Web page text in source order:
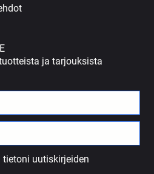
ja tarjouksista
uutiskirjeiden